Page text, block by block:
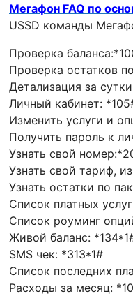
Мегафон FAQ по
USSD команды
Проверка
Проверка остатков
Детализация за
Личный кабинет:
Изменить услуги и
Получить пароль к
Узнать свой
Узнать свой тариф,
Узнать остатки по
Список платных
Список роуминг
Живой баланс:
SMS чек: *313*1#
Список последних
Расходы за месяц: